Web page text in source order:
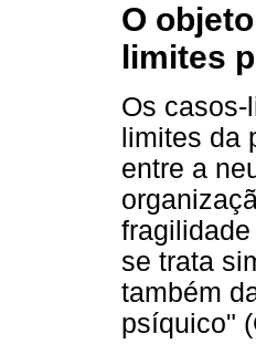
O
limites
Os
limites da
entre a
se trata
também
psíquico"